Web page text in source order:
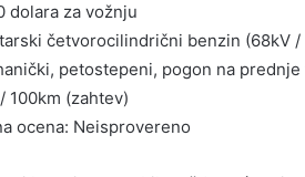
dolara za vožnju
četvorocilindrični benzin (68kV /
petostepeni, pogon na prednje
100km (zahtev)
ocena: Neisprovereno